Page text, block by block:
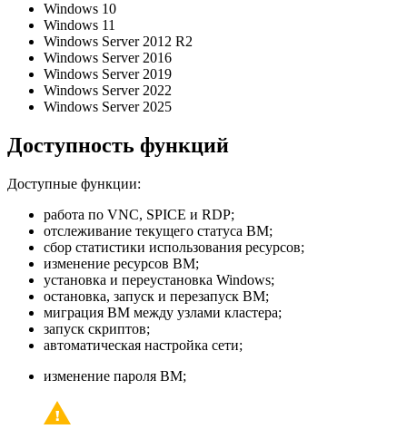
Windows 10
Windows 11
Windows Server 2012 R2
Windows Server 2016
Windows Server 2019
Windows Server 2022
Windows Server 2025
Доступность функций
Доступные функции:
работа по VNC, SPICE и RDP;
отслеживание текущего статуса ВМ;
сбор статистики использования ресурсов;
изменение ресурсов ВМ;
установка и переустановка Windows;
остановка, запуск и перезапуск ВМ;
миграция ВМ между узлами кластера;
запуск скриптов;
автоматическая настройка сети;
изменение пароля ВМ;